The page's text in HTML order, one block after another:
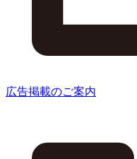
広告掲載のご案内